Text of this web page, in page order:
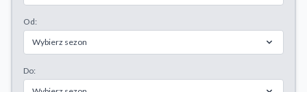
Od:
Wybierz sezon
Do: